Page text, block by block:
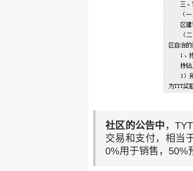
社区的公告中 ，
交易和支付，相当
0%用于销售，50%